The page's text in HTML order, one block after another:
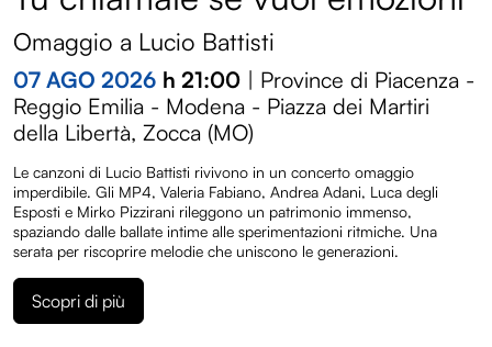
Omaggio a Lucio Battisti
07 AGO 2026 h 21:00 | Province di Piacenza -
Reggio Emilia - Modena - Piazza dei Martiri
della Libertà, Zocca (MO)
Le canzoni di Lucio Battisti rivivono in un concerto omaggio
imperdibile. Gli MP4, Valeria Fabiano, Andrea Adani, Luca degli
Esposti e Mirko Pizzirani rileggono un patrimonio immenso,
spaziando dalle ballate intime alle sperimentazioni ritmiche. Una
serata per riscoprire melodie che uniscono le generazioni.
Scopri di più